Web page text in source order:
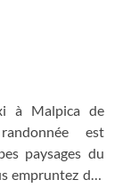
à Malpica de
est
paysages du
empruntez des